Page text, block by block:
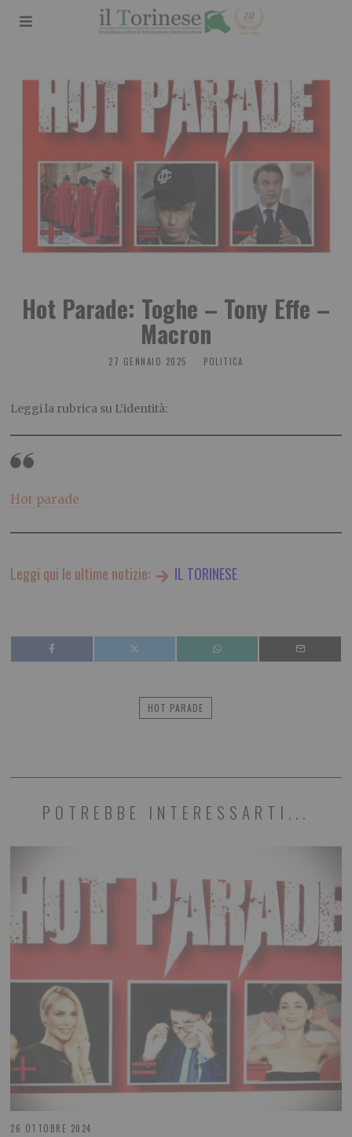
Hot Parade: Toghe – Tony Effe –
Macron
27 GENNAIO 2025 POLITICA
Leggi la rubrica su L’identità:
Hot parade
Leggi qui le ultime notizie: IL TORINESE
HOT PARADE
POTREBBE INTERESSARTI...
26 OTTOBRE 2024